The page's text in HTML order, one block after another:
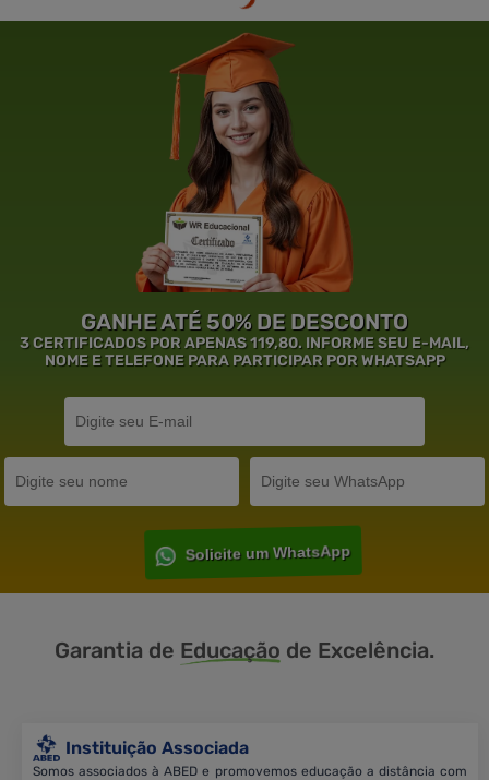
GANHE ATÉ 50% DE DESCONTO
3 CERTIFICADOS POR APENAS 119,80. INFORME SEU E-MAIL,
NOME E TELEFONE PARA PARTICIPAR POR WHATSAPP
Solicite um WhatsApp
Garantia de Educação de Excelência.
Instituição Associada
Somos associados à ABED e promovemos educação a distância com